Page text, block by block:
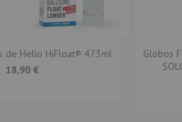
de Helio HiFloat® 473ml
18,90 €
Globos